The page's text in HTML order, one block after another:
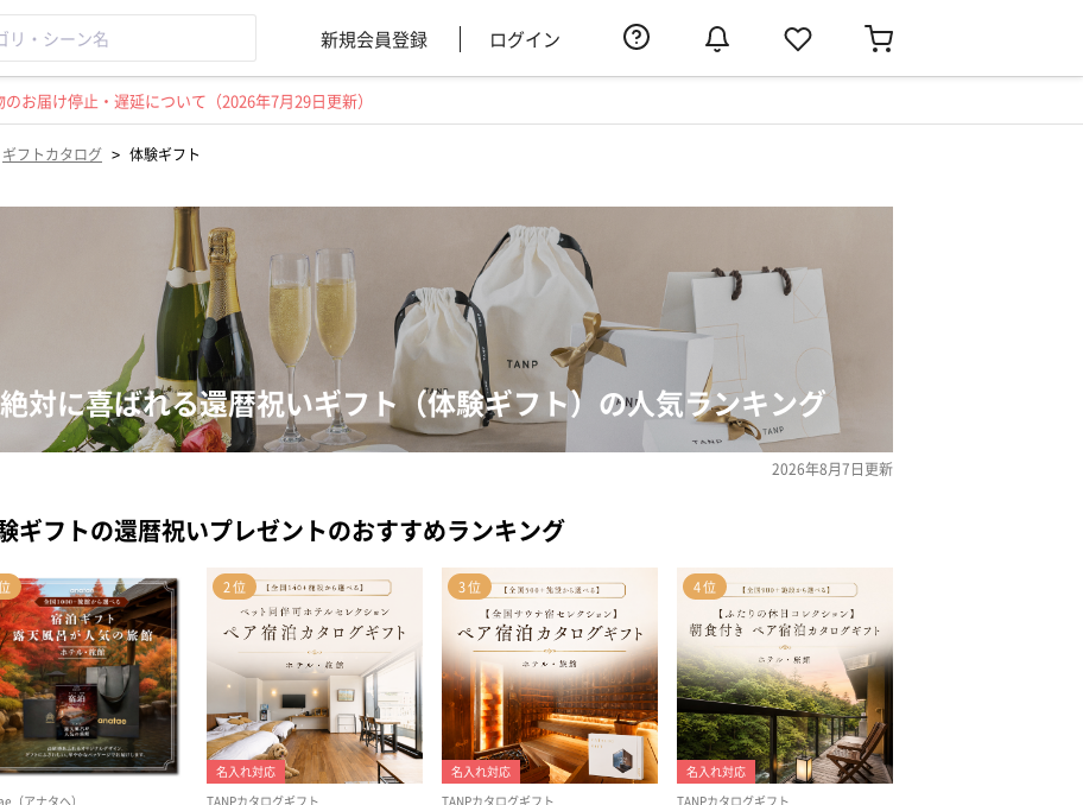
新規会員登録 ログイン
お届け停止・遅延について（2026年7月29日更新）
ギフトカタログ > 体験ギフト
絶対に喜ばれる還暦祝いギフト（体験ギフト）の人気ランキング
2026年8月7日更新
ギフトの還暦祝いプレゼントのおすすめランキング